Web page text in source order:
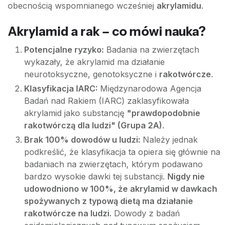
obecnością wspomnianego wcześniej akrylamidu.
Akrylamid a rak – co mówi nauka?
Potencjalne ryzyko: Badania na zwierzętach
wykazały, że akrylamid ma działanie
neurotoksyczne, genotoksyczne i rakotwórcze.
Klasyfikacja IARC: Międzynarodowa Agencja
Badań nad Rakiem (IARC) zaklasyfikowała
akrylamid jako substancję "prawdopodobnie
rakotwórczą dla ludzi" (Grupa 2A).
Brak 100% dowodów u ludzi: Należy jednak
podkreślić, że klasyfikacja ta opiera się głównie na
badaniach na zwierzętach, którym podawano
bardzo wysokie dawki tej substancji. Nigdy nie
udowodniono w 100%, że akrylamid w dawkach
spożywanych z typową dietą ma działanie
rakotwórcze na ludzi. Dowody z badań